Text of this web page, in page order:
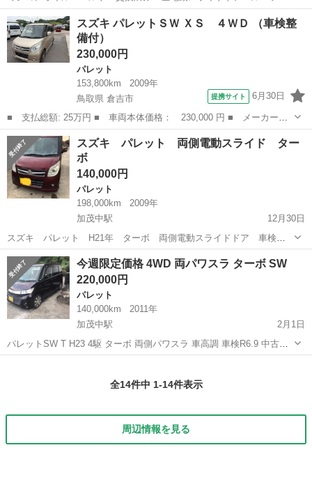
干クリア飛び有り. ．．鉄チンホイル履いてます．アルミホイル無し。
オーディオ無し．早い物勝ちです。エンジンプシュスタート。
島根 松江市 パレット スズキパレット
スズキ パレットＳＷ ＸＳ ４ＷＤ （車検整
備付）
230,000円
パレット
153,800km
2009年
鳥取県 倉吉市
提携サイト 6月30日
■ 支払総額: 25万円 ■ 車両本体価格： 230,000 円 ■ メーカー
名： スズキ ■ 車種名： パレットＳＷ ■ グレード名： ＸＳ
４ＷＤ ■ 排気量： 660cc ■ ドア枚数： 5D ■ ミッション：
AT...
鳥取 倉吉市 パレット
スズキ パレット 両側電動スライド ター
ボ
140,000円
パレット
198,000km
2009年
加茂中駅
12月30日
スズキ パレット H21年 ターボ 両側電動スライドドア 車検付
き ナビ（テレビ観れます）ETC他 走行距離は多いですが、しっかりと
整備しておりますので現在不具合はありません。 車検もR7年4月まで
ありますのでお得かと思いま...
島根 雲南市 加茂中駅 パレット 走行距離
今週限定価格 4WD 両パワスラ ターボ SW
220,000円
パレット
140,000km
2011年
加茂中駅
2月1日
パレットSW T H23 4駆 ターボ 両側パワスラ 車高調 車検R6.9 中古車
の為NC.NRでお願いします。
全14件中 1-14件表示
周辺情報を見る